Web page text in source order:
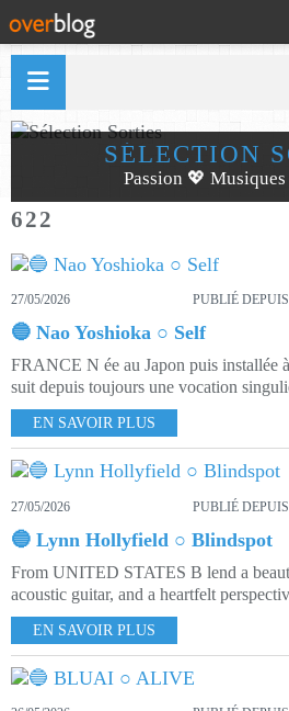
SÉLECTION
Passion 💖
622
27/05/2026 PUBLIÉ
🔵 Nao Yoshioka ○ Self
FRANCE N ée au Japon puis installée
suit depuis toujours une vocation
EN SAVOIR PLUS
27/05/2026 PUBLIÉ
🔵 Lynn Hollyfield ○ Blindspot
From UNITED STATES B lend a
acoustic guitar, and a heartfelt
EN SAVOIR PLUS